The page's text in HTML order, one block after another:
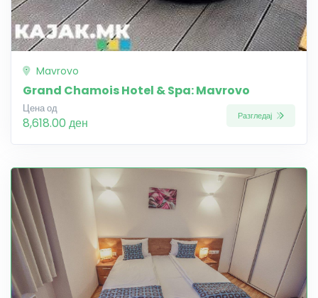
Mavrovo
Grand Chamois Hotel & Spa: Mavrovo
Цена од
8,618.00 ден Разгледај